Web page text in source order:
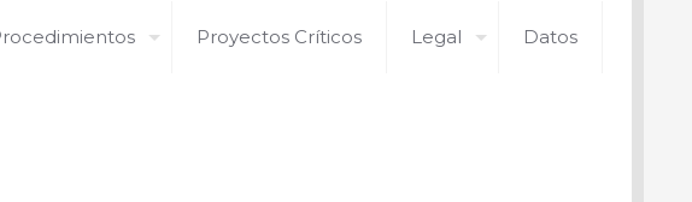
Proyectos Críticos Legal Datos